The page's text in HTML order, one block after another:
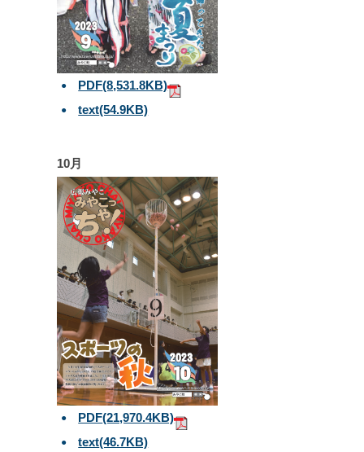
PDF(8,531.8KB)
text(54.9KB)
10月
PDF(21,970.4KB)
text(46.7KB)